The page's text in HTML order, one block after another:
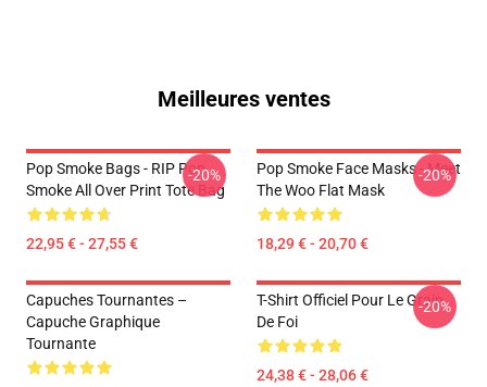
Meilleures ventes
Pop Smoke Bags - RIP Pop
Smoke All Over Print Tote Bag
22,95 € - 27,55 €
-20%
Pop Smoke Face Masks - Meet
The Woo Flat Mask
18,29 € - 20,70 €
-20%
Capuches Tournantes –
Capuche Graphique
Tournante
T-Shirt Officiel Pour Le Grain
De Foi
24,38 € - 28,06 €
-20%